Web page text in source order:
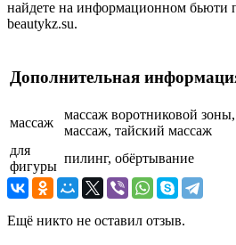
найдете на информационном бьюти
beautykz.su.
Дополнительная
массаж
массаж воротниковой
массаж, тайский массаж
для
фигуры
пилинг, обёртывание
Ещё никто не оставил отзыв.